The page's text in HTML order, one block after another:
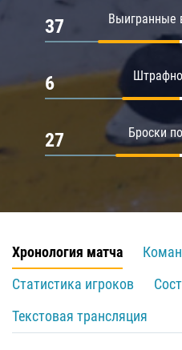
Выигранные
37
6
Броски
27
Хронология матча
Статистика игроков
Текстовая трансляция